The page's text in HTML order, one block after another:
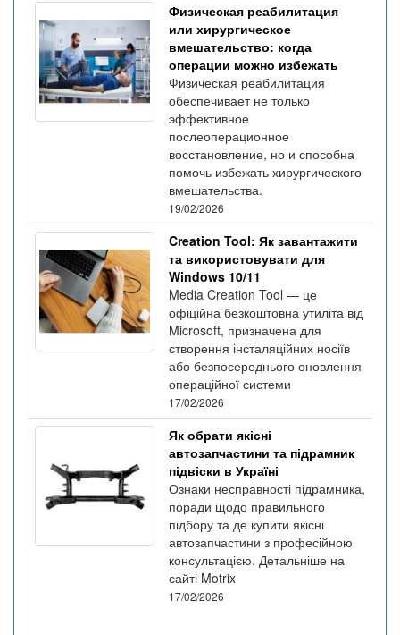
Физическая реабилитация
или хирургическое
вмешательство: когда
операции можно избежать
Физическая реабилитация
обеспечивает не только
эффективное
послеоперационное
восстановление, но и способна
помочь избежать хирургического
вмешательства.
19/02/2026
Creation Tool: Як завантажити
та використовувати для
Windows 10/11
Media Creation Tool — це
офіційна безкоштовна утиліта від
Microsoft, призначена для
створення інсталяційних носіїв
або безпосереднього оновлення
операційної системи
17/02/2026
Як обрати якісні
автозапчастини та підрамник
підвіски в Україні
Ознаки несправності підрамника,
поради щодо правильного
підбору та де купити якісні
автозапчастини з професійною
консультацією. Детальніше на
сайті Motrix
17/02/2026